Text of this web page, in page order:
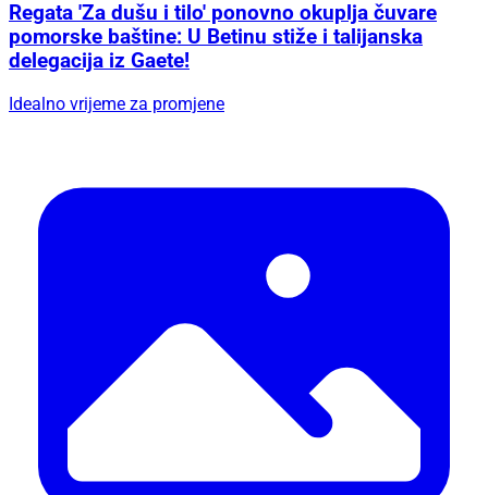
Regata 'Za dušu i tilo' ponovno okuplja čuvare
pomorske baštine: U Betinu stiže i talijanska
delegacija iz Gaete!
Idealno vrijeme za promjene